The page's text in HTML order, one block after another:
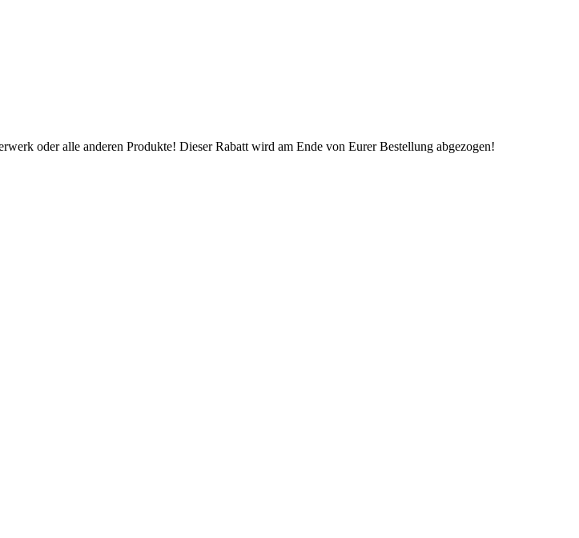
oder alle anderen Produkte! Dieser Rabatt wird am Ende von Eurer Bestellung abgezogen!